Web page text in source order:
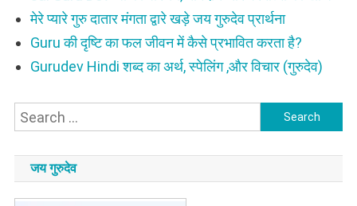
मेरे प्यारे गुरु दातार मंगता द्वारे खड़े जय गुरुदेव प्रार्थना
Guru की दृष्टि का फल जीवन में कैसे प्रभावित करता है?
Gurudev Hindi शब्द का अर्थ, स्पेलिंग ,और विचार (गुरुदेव)
Search
जय गुरुदेव